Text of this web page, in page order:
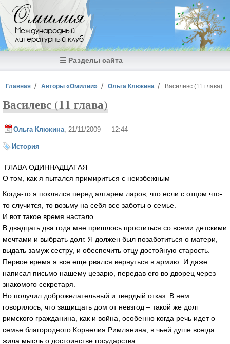
Перейти к основному содержанию
Омилия
Международный
литературный клуб
☰ Разделы сайта
Вы здесь
Главная Авторы «Омилии» Ольга Клюкина Василевс (11 глава)
Василевс (11 глава)
Ольга Клюкина , 21/11/2009 — 12:44
История
ГЛАВА ОДИННАДЦАТАЯ
О том, как я пытался примириться с неизбежным
Когда-то я поклялся перед алтарем ларов, что если с отцом что-
то случится, то возьму на себя все заботы о семье.
И вот такое время настало.
В двадцать два года мне пришлось проститься со всеми детскими
мечтами и выбрать долг. Я должен был позаботиться о матери,
выдать замуж сестру, и обеспечить отцу достойную старость.
Первое время я все еще рвался вернуться в армию. И даже
написал письмо нашему цезарю, передав его во дворец через
знакомого секретаря.
Но получил доброжелательный и твердый отказ. В нем
говорилось, что защищать дом от невзгод – такой же долг
римского гражданина, как и война, особенно когда речь идет о
семье благородного Корнелия Римлянина, в чьей душе всегда
жила мысль о достоинстве государства…